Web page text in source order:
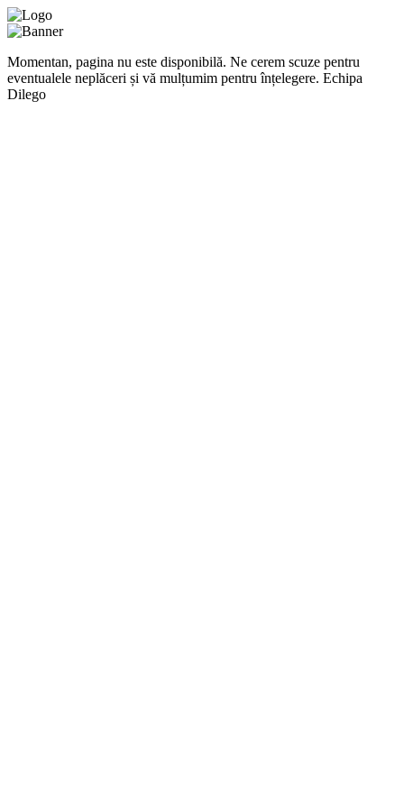
Momentan, pagina nu este disponibilă. Ne cerem scuze pentru
eventualele neplăceri și vă mulțumim pentru înțelegere. Echipa
Dilego